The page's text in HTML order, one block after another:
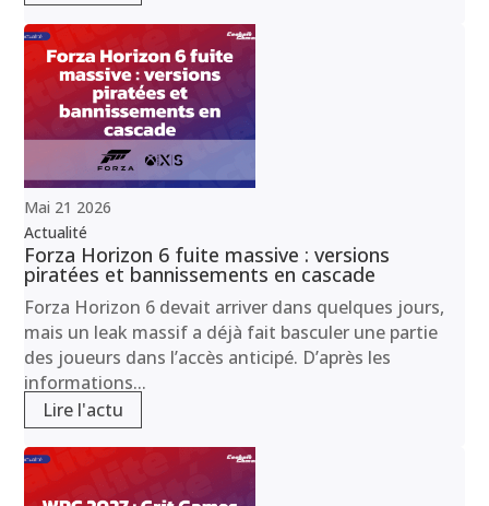
Mai 21 2026
Actualité
Forza Horizon 6 fuite massive : versions
piratées et bannissements en cascade
Forza Horizon 6 devait arriver dans quelques jours,
mais un leak massif a déjà fait basculer une partie
des joueurs dans l’accès anticipé. D’après les
informations...
Lire l'actu